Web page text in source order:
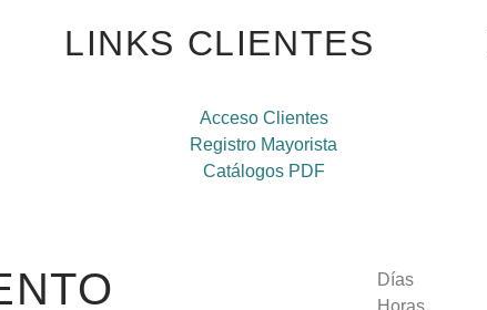
LINKS CLIENTES
Acceso Clientes
Registro Mayorista
Catálogos PDF
Días